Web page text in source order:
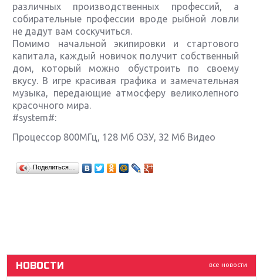
различных производственных профессий, а
собирательные профессии вроде рыбной ловли
не дадут вам соскучиться.
Помимо начальной экипировки и стартового
капитала, каждый новичок получит собственный
дом, который можно обустроить по своему
вкусу. В игре красивая графика и замечательная
музыка, передающие атмосферу великолепного
красочного мира.
#system#:
Процессор 800МГц, 128 Мб ОЗУ, 32 Мб Видео
Поделиться…
все новости
НОВОСТИ
Крупнейшие релизы мая: Nintendo, Microsoft и
Sony
Far Cry 5: хвалить нельзя ругать